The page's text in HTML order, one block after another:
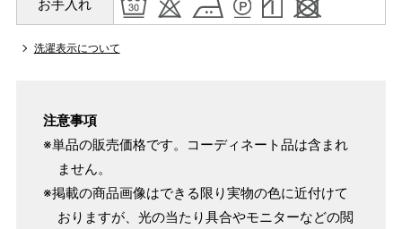
サイズ 身長目安
2 155～160cm
3尺5寸 1尺2寸5分
S 160～167cm
3尺6寸5分 1尺2寸5分
お手入れ
洗濯表示について
注意事項
※単品の販売価格です。コーディネート品は含まれ
ません。
※掲載の商品画像はできる限り実物の色に近付けて
おりますが、光の当たり具合やモニターなどの閲